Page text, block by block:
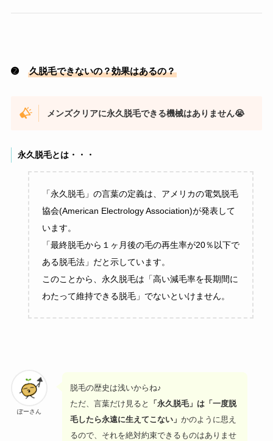
➋ 久脱毛できないの？効果はあるの？
メンズクリアに永久脱毛できる機械はありません😭
永久脱毛とは・・・
「永久脱毛」の言葉の定義は、アメリカの電気脱毛
協会(American Electrology Association)が発表して
います。
「最終脱毛から１ヶ月後の毛の再生率が20％以下で
ある脱毛法」だと示しています。
このことから、永久脱毛は「高い減毛率を長期間に
わたって維持できる脱毛」でないといけません。
ぽーさん
脱毛の歴史は浅いからね♪
ただ、言葉だけ見ると
「永久脱毛」は「一度脱
毛したら永遠に生えてこない」かのように思え
るので、それを絶対約束できるものはありませ